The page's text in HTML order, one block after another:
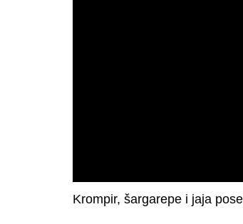
Krompir, šargarepe i jaja